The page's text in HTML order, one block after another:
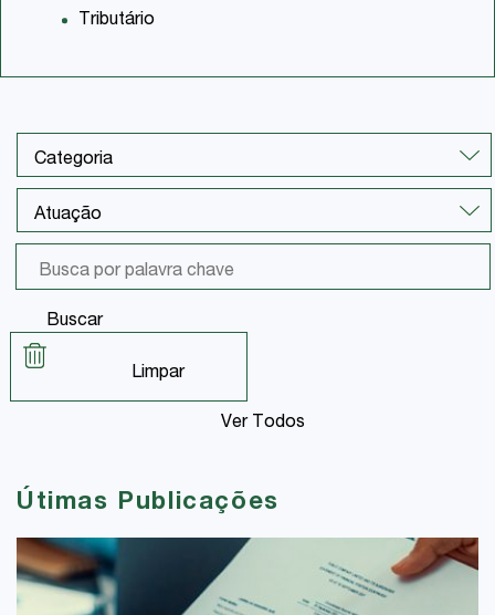
Tributário
Buscar
Limpar
Ver Todos
Útimas Publicações